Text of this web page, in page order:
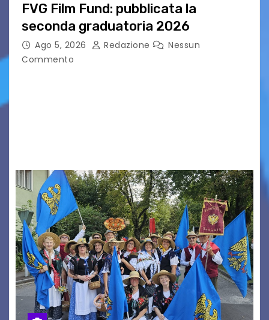
FVG Film Fund: pubblicata la
seconda graduatoria 2026
Ago 5, 2026 Redazione
Nessun
Commento